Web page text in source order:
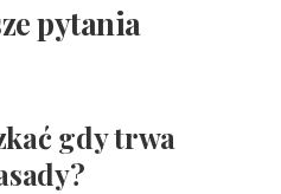
pytania
gdy trwa